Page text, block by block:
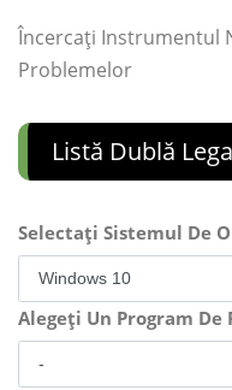
Încercați Instrumentul
Problemelor
Listă Dublă
Selectați Sistemul De
Alegeți Un Program